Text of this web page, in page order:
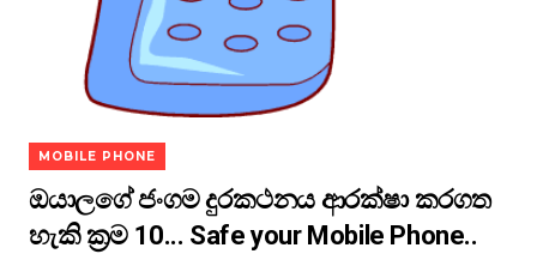
MOBILE PHONE
ඔයාලගේ ජංගම දුරකථනය ආරක්ෂා කරගත
හැකි ක්‍රම 10... Safe your Mobile Phone..